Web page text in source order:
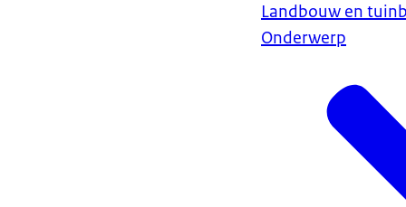
Landbouw en
Onderwerp